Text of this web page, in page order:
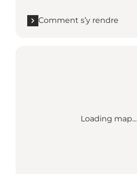
Comment s’y rendre
Loading map...